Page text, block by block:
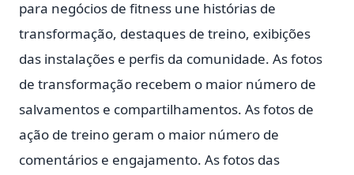
para negócios de fitness une histórias de
transformação, destaques de treino, exibições
das instalações e perfis da comunidade. As fotos
de transformação recebem o maior número de
salvamentos e compartilhamentos. As fotos de
ação de treino geram o maior número de
comentários e engajamento. As fotos das